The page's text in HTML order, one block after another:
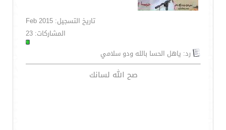
تاريخ التسجيل: Feb 2015
المشاركات: 23
رد: ياهل الحسا بالله ودو سلامي
صح الله لسانك